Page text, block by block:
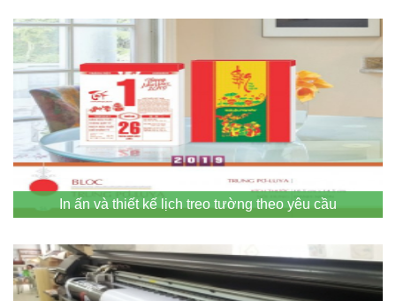
In ấn và thiết kế lịch treo tường theo yêu cầu